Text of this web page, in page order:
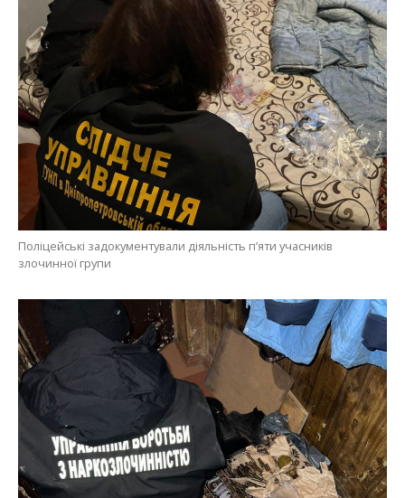
Поліцейські задокументували діяльність п’яти учасників
злочинної групи